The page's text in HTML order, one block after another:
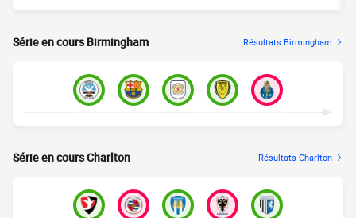
Série en cours Birmingham Résultats Birmingham
Série en cours Charlton Résultats Charlton